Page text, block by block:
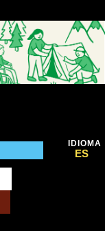
IDIOMA
ES